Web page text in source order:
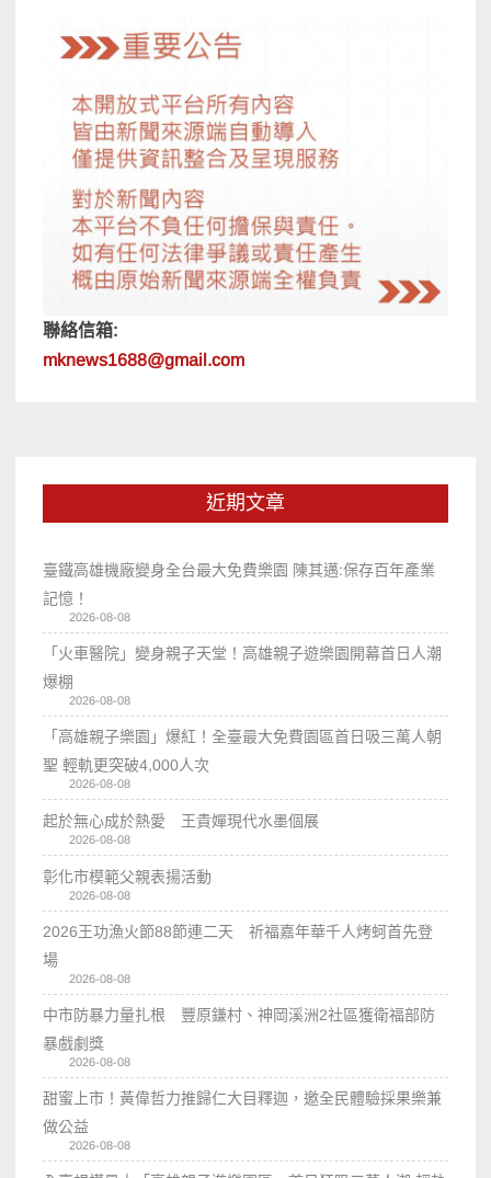
聯絡信箱:
mknews1688@gmail.com
近期文章
臺鐵高雄機廠變身全台最大免費樂園 陳其邁:保存百年產業
記憶！
2026-08-08
「火車醫院」變身親子天堂！高雄親子遊樂園開幕首日人潮
爆棚
2026-08-08
「高雄親子樂園」爆紅！全臺最大免費園區首日吸三萬人朝
聖 輕軌更突破4,000人次
2026-08-08
起於無心成於熱愛 王貴嬋現代水墨個展
2026-08-08
彰化市模範父親表揚活動
2026-08-08
2026王功漁火節88節連二天 祈福嘉年華千人烤蚵首先登
場
2026-08-08
中市防暴力量扎根 豐原鎌村、神岡溪洲2社區獲衛福部防
暴戲劇獎
2026-08-08
甜蜜上市！黃偉哲力推歸仁大目釋迦，邀全民體驗採果樂兼
做公益
2026-08-08